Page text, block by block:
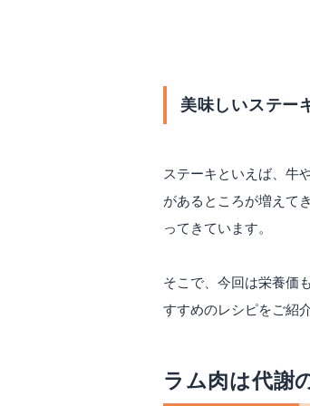
美味しいステー
ステーキといえば、牛
があるところが増えて
ってきています。
そこで、今回は栄養価
すすめのレシピをご紹
ラム肉は代謝